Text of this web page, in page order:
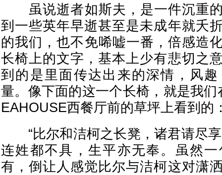
虽说逝者如斯夫，是一件沉重
到一些英年早逝甚至是未成年就夭
的我们，也不免唏嘘一番，倍感
长椅上的文字，基本上少有悲切之
到的是里面传达出来的深情，风
量。像下面的这一个长椅，就是我
EAHOUSE西餐厅前的草坪上看到的
“比尔和洁柯之长凳，诸君请尽
连姓都不具，生平亦无奉。虽然
有，倒让人感觉比尔与洁柯这对潇